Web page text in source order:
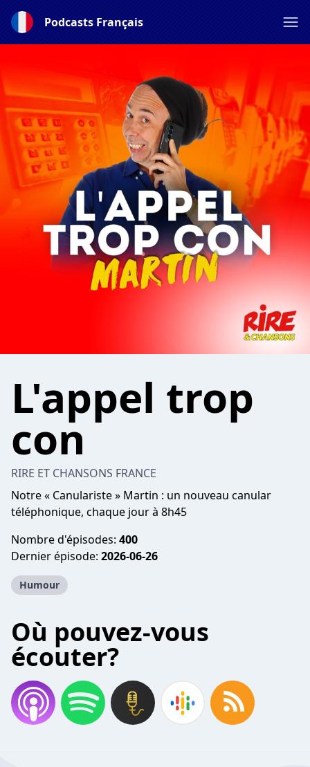
Podcasts Français
L'appel trop
con
RIRE ET CHANSONS FRANCE
Notre « Canulariste » Martin : un nouveau canular
téléphonique, chaque jour à 8h45
Nombre d'épisodes: 400
Dernier épisode: 2026-06-26
Humour
Où pouvez-vous
écouter?